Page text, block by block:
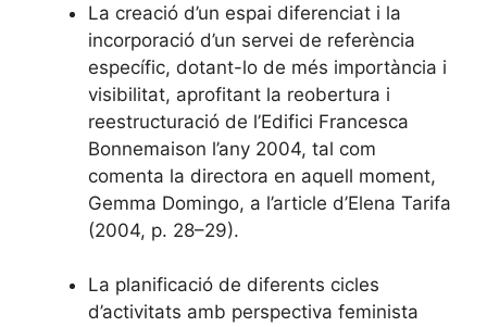
La creació d’un espai diferenciat i la
incorporació d’un servei de referència
específic, dotant-lo de més importància i
visibilitat, aprofitant la reobertura i
reestructuració de l’Edifici Francesca
Bonnemaison l’any 2004, tal com
comenta la directora en aquell moment,
Gemma Domingo, a l’article d’Elena Tarifa
(2004, p. 28–29).
La planificació de diferents cicles
d’activitats amb perspectiva feminista